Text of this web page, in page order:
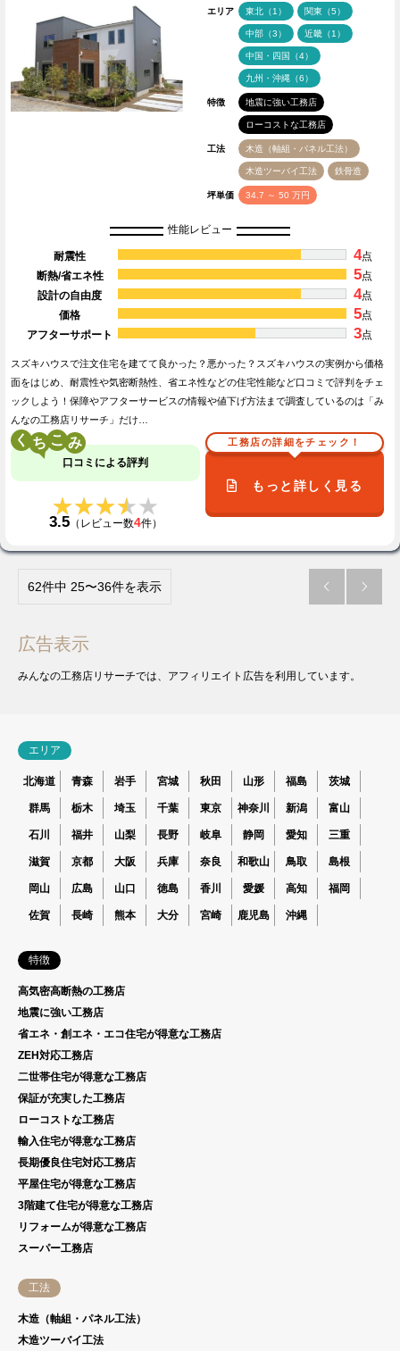
エリア 東北（1） 関東（5）
中部（3） 近畿（1）
中国・四国（4）
九州・沖縄（6）
特徴 地震に強い工務店
ローコストな工務店
工法 木造（軸組・パネル工法）
木造ツーバイ工法 鉄骨造
坪単価 34.7 ～ 50 万円
性能レビュー
耐震性 4点
断熱/省エネ性
5点
設計の自由度
4点
価格
5点
アフターサポート
3点
スズキハウスで注文住宅を建てて良かった？悪かった？スズキハウスの実例から価格
面をはじめ、耐震性や気密断熱性、省エネ性などの住宅性能など口コミで評判をチェ
ックしよう！保障やアフターサービスの情報や値下げ方法まで調査しているのは「み
んなの工務店リサーチ」だけ…
く こ
口コミによる評判
★★★★★
★★★★★
3.5（レビュー数4件）
工務店の詳細をチェック！
もっと詳しく見る
62件中 25〜36件を表示  
広告表示
みんなの工務店リサーチでは、アフィリエイト広告を利用しています。
エリア
北海道 青森 岩手 宮城 秋田 山形 福島 茨城
群馬 栃木 埼玉 千葉 東京 神奈川 新潟 富山
石川 福井 山梨 長野 岐阜 静岡 愛知 三重
滋賀 京都 大阪 兵庫 奈良 和歌山 鳥取 島根
岡山 広島 山口 徳島 香川 愛媛 高知 福岡
佐賀 長崎 熊本 大分 宮崎 鹿児島 沖縄
特徴
高気密高断熱の工務店
地震に強い工務店
省エネ・創エネ・エコ住宅が得意な工務店
ZEH対応工務店
二世帯住宅が得意な工務店
保証が充実した工務店
ローコストな工務店
輸入住宅が得意な工務店
長期優良住宅対応工務店
平屋住宅が得意な工務店
3階建て住宅が得意な工務店
リフォームが得意な工務店
スーパー工務店
工法
木造（軸組・パネル工法）
木造ツーバイ工法